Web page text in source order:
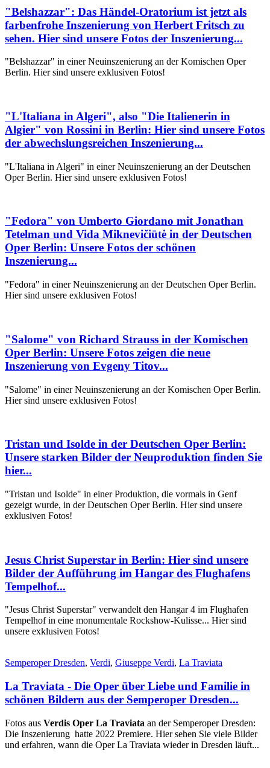
"Belshazzar": Das Händel-Oratorium ist jetzt als
farbenfrohe Inszenierung von Herbert Fritsch zu
sehen. Hier sind unsere Fotos der Inszenierung...
"Belshazzar" in einer Neuinszenierung an der Komischen Oper
Berlin. Hier sind unsere exklusiven Fotos!
"L'Italiana in Algeri", also "Die Italienerin in
Algier" von Rossini in Berlin: Hier sind unsere Fotos
der abwechslungsreichen Inszenierung...
"L'Italiana in Algeri" in einer Neuinszenierung an der Deutschen
Oper Berlin. Hier sind unsere exklusiven Fotos!
"Fedora" von Umberto Giordano mit Jonathan
Tetelman und Vida Miknevičiūtė in der Deutschen
Oper Berlin: Unsere Fotos der schönen
Inszenierung...
"Fedora" in einer Neuinszenierung an der Deutschen Oper Berlin.
Hier sind unsere exklusiven Fotos!
"Salome" von Richard Strauss in der Komischen
Oper Berlin: Unsere Fotos zeigen die neue
Inszenierung von Evgeny Titov...
"Salome" in einer Neuinszenierung an der Komischen Oper Berlin.
Hier sind unsere exklusiven Fotos!
Tristan und Isolde in der Deutschen Oper Berlin:
Unsere starken Bilder der Neuproduktion finden Sie
hier...
"Tristan und Isolde" in einer Produktion, die vormals in Genf
gezeigt wurde, in der Deutschen Oper Berlin. Hier sind unsere
exklusiven Fotos!
Jesus Christ Superstar in Berlin: Hier sind unsere
Bilder der Aufführung im Hangar des Flughafens
Tempelhof...
"Jesus Christ Superstar" verwandelt den Hangar 4 im Flughafen
Tempelhof in eine monumentale Rockshow-Kulisse... Hier sind
unsere exklusiven Fotos!
Semperoper Dresden, Verdi, Giuseppe Verdi, La Traviata
La Traviata - Die Oper über Liebe und Familie in
schönen Bildern aus der Semperoper Dresden...
Fotos aus Verdis Oper La Traviata an der Semperoper Dresden:
Die Inszenierung hatte 2022 Premiere. Hier sehen Sie viele Bilder
und erfahren, wann die Oper La Traviata wieder in Dresden läuft...